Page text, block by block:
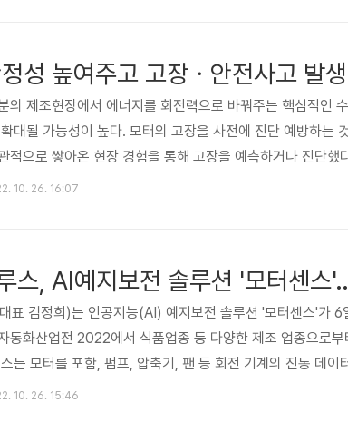
성 높여주고 고장ㆍ안전사고 발
의 제조현장에서 에너지를 회전력으로 바꿔주는 핵심적인
대될 가능성이 높다. 모터의 고장을 사전에 진단 예방하는
적으로 쌓아온 현장 경험을 통해 고장을 예측하거나 진단
되는 것. ㈜이파피루스(대표. 김정희)는 모터를 포함, 펌프,
10. 26. 16:07
표 김정희)는 인공지능(AI) 예지보전 솔루션 '모터센스'가
동화산업전 2022에서 식품업종 등 다양한 제조 업종으로
는 모터를 포함, 펌프, 압축기, 팬 등 회전 기계의 진동 데이
루션이다. 무게 50g 작은 IoT 무선 센서에 배터리와 와이파
10. 26. 15:46